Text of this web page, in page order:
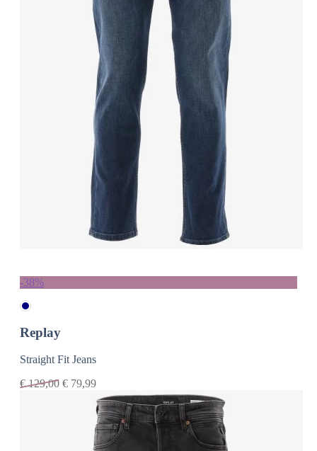
-38%
Replay
Straight Fit Jeans
€129,00 € 79,99